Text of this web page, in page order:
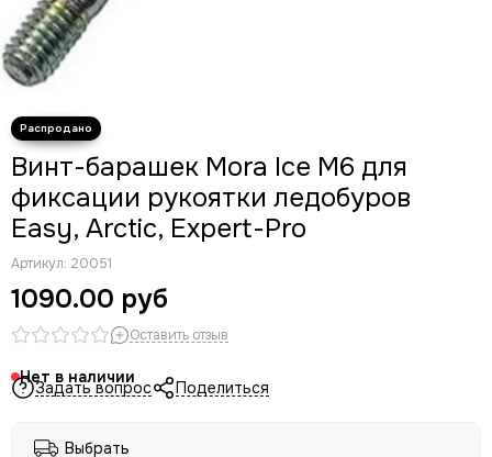
Винт-барашек Mora Ice М6 для
фиксации рукоятки ледобуров
Easy, Arctic, Expert-Pro
Артикул: 20051
1090.00 руб
Оставить отзыв
Нет в наличии
Задать вопрос Поделиться
Выбрать